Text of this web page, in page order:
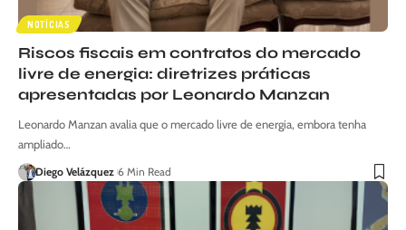
NOTÍCIAS
Riscos fiscais em contratos do mercado
livre de energia: diretrizes práticas
apresentadas por Leonardo Manzan
Leonardo Manzan avalia que o mercado livre de energia, embora tenha
ampliado…
Diego Velázquez 6 Min Read